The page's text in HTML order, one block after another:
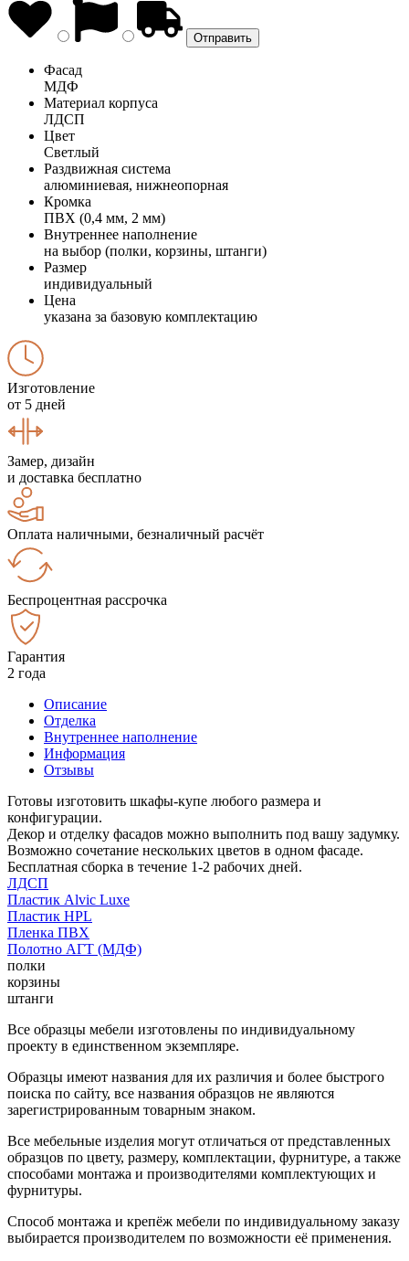
Фасад
МДФ
Материал корпуса
ЛДСП
Цвет
Светлый
Раздвижная система
алюминиевая, нижнеопорная
Кромка
ПВХ (0,4 мм, 2 мм)
Внутреннее наполнение
на выбор (полки, корзины, штанги)
Размер
индивидуальный
Цена
указана за базовую комплектацию
Изготовление
от 5 дней
Замер, дизайн
и доставка бесплатно
Оплата наличными, безналичный расчёт
Беспроцентная рассрочка
Гарантия
2 года
Описание
Отделка
Внутреннее наполнение
Информация
Отзывы
Готовы изготовить шкафы-купе любого размера и
конфигурации.
Декор и отделку фасадов можно выполнить под вашу задумку.
Возможно сочетание нескольких цветов в одном фасаде.
Бесплатная сборка в течение 1-2 рабочих дней.
ЛДСП
Пластик Alvic Luxe
Пластик HPL
Пленка ПВХ
Полотно АГТ (МДФ)
полки
корзины
штанги
Все образцы мебели изготовлены по индивидуальному
проекту в единственном экземпляре.
Образцы имеют названия для их различия и более быстрого
поиска по сайту, все названия образцов не являются
зарегистрированным товарным знаком.
Все мебельные изделия могут отличаться от представленных
образцов по цвету, размеру, комплектации, фурнитуре, а также
способами монтажа и производителями комплектующих и
фурнитуры.
Способ монтажа и крепёж мебели по индивидуальному заказу
выбирается производителем по возможности её применения.